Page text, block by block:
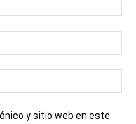
y sitio web en este